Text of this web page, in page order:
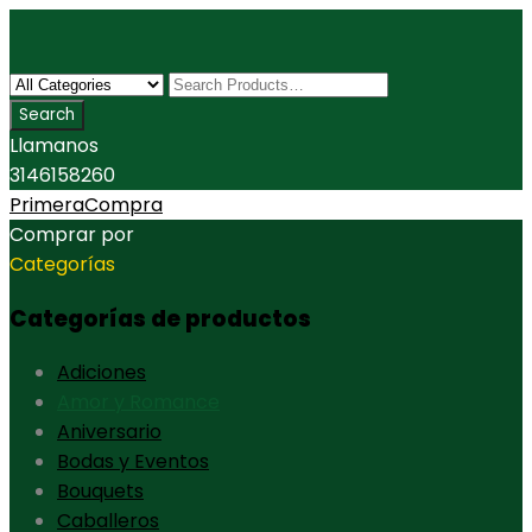
Llamanos
3146158260
PrimeraCompra
Comprar por
Categorías
Categorías de productos
Adiciones
Aniversario
Bodas y Eventos
Bouquets
Caballeros